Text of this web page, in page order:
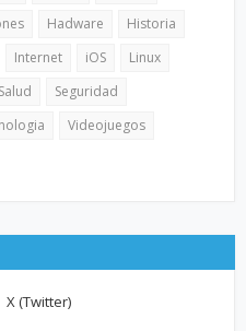
Hadware
Historia
Internet iOS
Linux
Salud
Seguridad
Videojuegos
X (Twitter)